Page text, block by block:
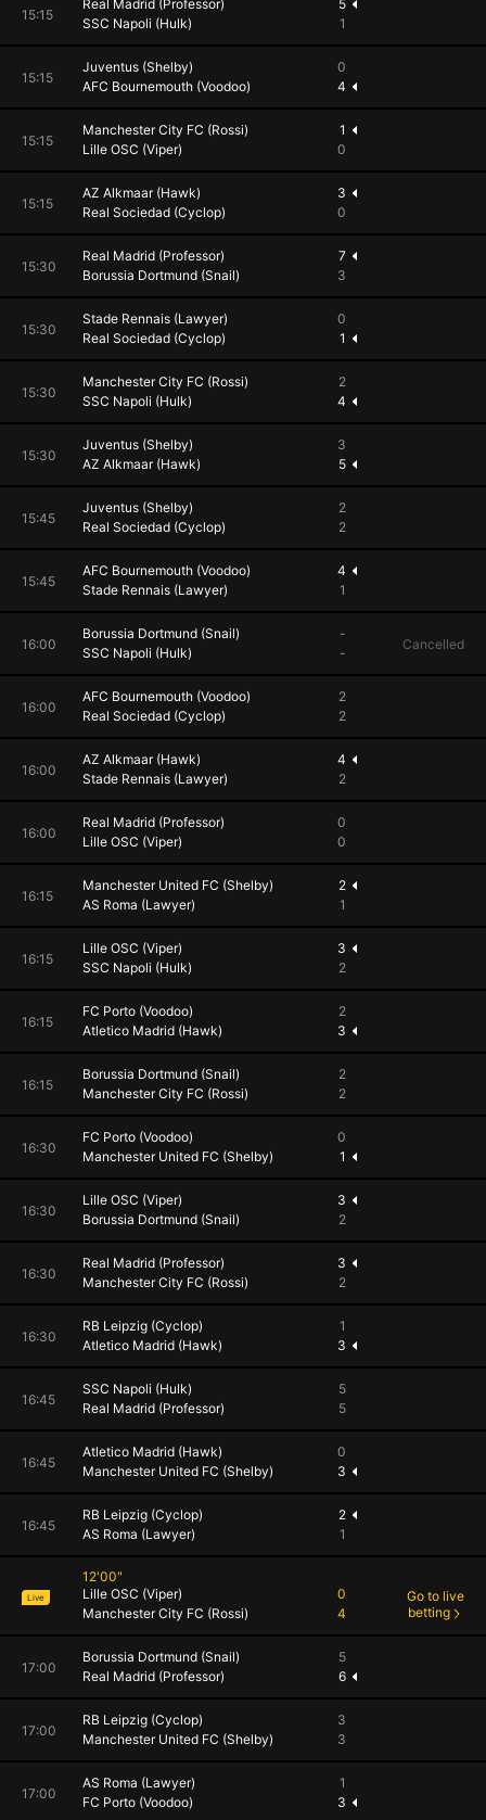
15:15
Real Madrid (Professor)
SSC Napoli (Hulk)
5
1
15:15
Juventus (Shelby)
AFC Bournemouth (Voodoo)
0
4
15:15
Manchester City FC (Rossi)
Lille OSC (Viper)
1
0
15:15
AZ Alkmaar (Hawk)
Real Sociedad (Cyclop)
3
0
15:30
Real Madrid (Professor)
Borussia Dortmund (Snail)
7
3
15:30
Stade Rennais (Lawyer)
Real Sociedad (Cyclop)
0
1
15:30
Manchester City FC (Rossi)
SSC Napoli (Hulk)
2
4
15:30
Juventus (Shelby)
AZ Alkmaar (Hawk)
3
5
15:45
Juventus (Shelby)
Real Sociedad (Cyclop)
2
2
15:45
AFC Bournemouth (Voodoo)
Stade Rennais (Lawyer)
4
1
16:00
Borussia Dortmund (Snail)
SSC Napoli (Hulk)
-
-
Cancelled
16:00
AFC Bournemouth (Voodoo)
Real Sociedad (Cyclop)
2
2
16:00
AZ Alkmaar (Hawk)
Stade Rennais (Lawyer)
4
2
16:00
Real Madrid (Professor)
Lille OSC (Viper)
0
0
16:15
Manchester United FC (Shelby)
AS Roma (Lawyer)
2
1
16:15
Lille OSC (Viper)
SSC Napoli (Hulk)
3
2
16:15
FC Porto (Voodoo)
Atletico Madrid (Hawk)
2
3
16:15
Borussia Dortmund (Snail)
Manchester City FC (Rossi)
2
2
16:30
FC Porto (Voodoo)
Manchester United FC (Shelby)
0
1
16:30
Lille OSC (Viper)
Borussia Dortmund (Snail)
3
2
16:30
Real Madrid (Professor)
Manchester City FC (Rossi)
3
2
16:30
RB Leipzig (Cyclop)
Atletico Madrid (Hawk)
1
3
16:45
SSC Napoli (Hulk)
Real Madrid (Professor)
5
5
16:45
Atletico Madrid (Hawk)
Manchester United FC (Shelby)
0
3
16:45
RB Leipzig (Cyclop)
AS Roma (Lawyer)
2
1
Live
12'00"
Lille OSC (Viper)
Manchester City FC (Rossi)
0
4
Go to live
betting
17:00
Borussia Dortmund (Snail)
Real Madrid (Professor)
5
6
17:00
RB Leipzig (Cyclop)
Manchester United FC (Shelby)
3
3
17:00
AS Roma (Lawyer)
FC Porto (Voodoo)
1
3